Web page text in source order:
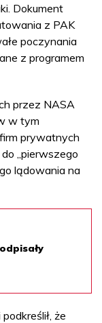
Dokument
z PAK
poczynania
z programem
przez NASA
w tym
prywatnych
„pierwszego
lądowania na
że